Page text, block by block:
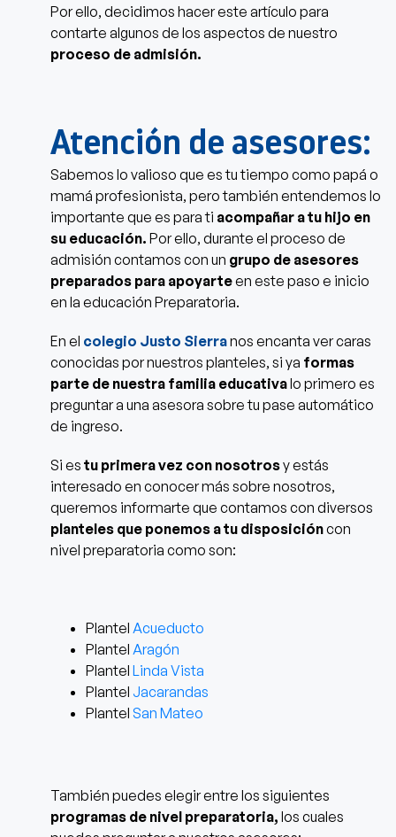
Por ello, decidimos hacer este artículo para
contarte algunos de los aspectos de nuestro
proceso de admisión.
Atención de asesores:
Sabemos lo valioso que es tu tiempo como papá o
mamá profesionista, pero también entendemos lo
importante que es para ti acompañar a tu hijo en
su educación. Por ello, durante el proceso de
admisión contamos con un grupo de asesores
preparados para apoyarteen este paso e inicio
en la educación Preparatoria.
En el colegio Justo Sierranos encanta ver caras
conocidas por nuestros planteles, si ya formas
parte de nuestra familia educativalo primero es
preguntar a una asesora sobre tu pase automático
de ingreso.
Si es tu primera vez con nosotrosy estás
interesado en conocer más sobre nosotros,
queremos informarte que contamos con diversos
planteles que ponemos a tu disposicióncon
nivel preparatoria como son:
Plantel Acueducto
Plantel Aragón
Plantel Linda Vista
Plantel Jacarandas
Plantel San Mateo
También puedes elegir entre los siguientes
programas de nivel preparatoria, los cuales